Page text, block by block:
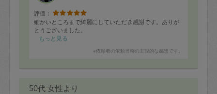
評価：
細かいところまで綺麗にしていただき感謝です。ありが
とうございました。
もっと見る
※依頼者の依頼当時の主観的な感想です。
50代 女性より